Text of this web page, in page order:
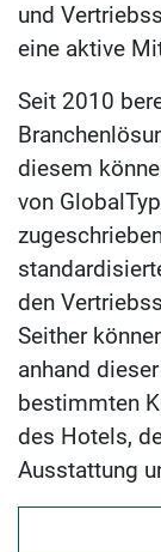
und
eine aktive
Seit 2010
diesem
von
den
Seither
anhand
bestimmten
des Hotels,
Ausstattung